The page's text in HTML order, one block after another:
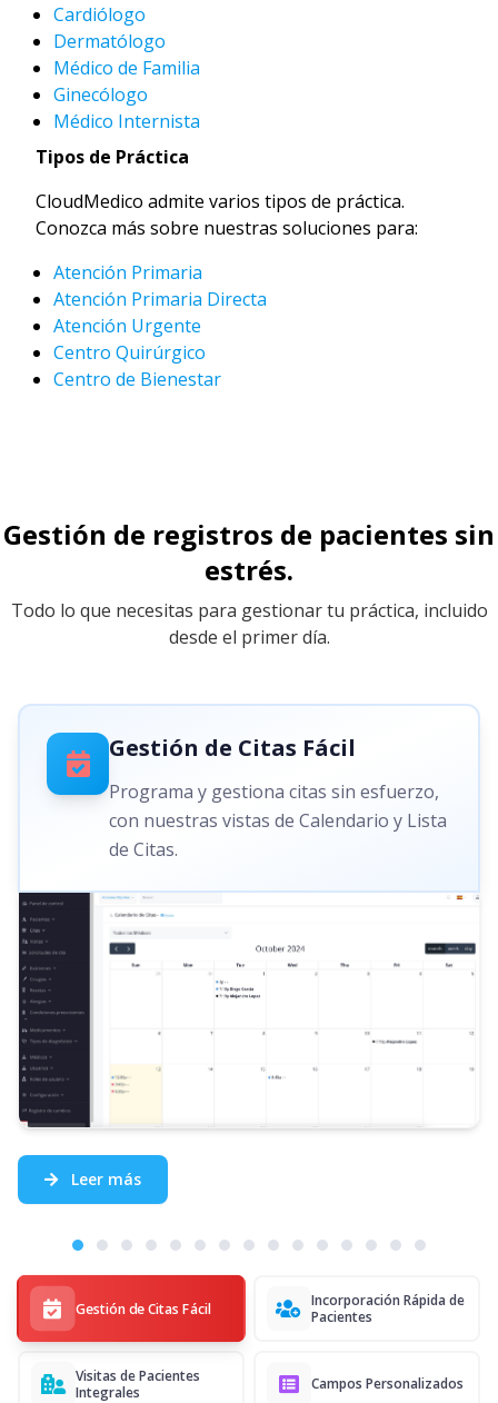
Cardiólogo
Dermatólogo
Médico de Familia
Ginecólogo
Médico Internista
Tipos de Práctica
CloudMedico admite varios tipos de práctica.
Conozca más sobre nuestras soluciones para:
Atención Primaria
Atención Primaria Directa
Atención Urgente
Centro Quirúrgico
Centro de Bienestar
Gestión de registros de pacientes sin
estrés.
Todo lo que necesitas para gestionar tu práctica, incluido
desde el primer día.
Gestión de Citas Fácil
Incorporación Rápida de
Pacientes
Visitas de Pacientes
Integrales
Campos Personalizados
Gestión de Citas Fácil
Programa y gestiona citas sin esfuerzo,
con nuestras vistas de Calendario y Lista
de Citas.
Leer más